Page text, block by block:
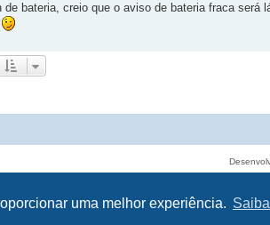
uma melhor experiência.
de bateria, creio que o aviso de bateria fraca